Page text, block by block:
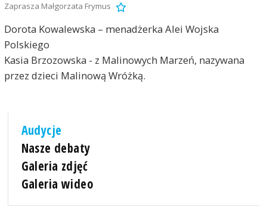
Zaprasza Małgorzata Frymus
Dorota Kowalewska – menadżerka Alei Wojska
Polskiego
Kasia Brzozowska - z Malinowych Marzeń, nazywana
przez dzieci Malinową Wróżką.
Audycje
Nasze debaty
Galeria zdjęć
Galeria wideo